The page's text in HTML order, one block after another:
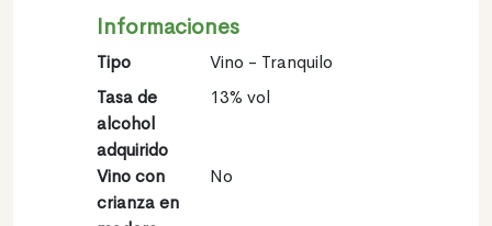
Informaciones
Tipo
Vino - Tranquilo
Tasa de
alcohol
adquirido
13% vol
Vino con
crianza en
No